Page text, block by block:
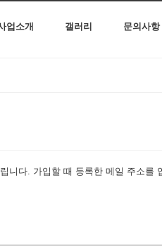
업소개 갤러리 문의사항
니다. 가입할 때 등록한 메일 주소를